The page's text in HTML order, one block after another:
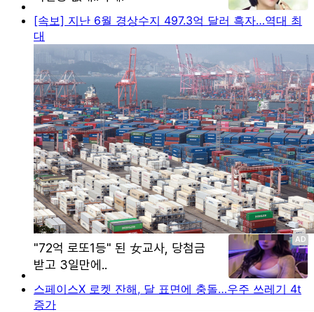
[속보] 지난 6월 경상수지 497.3억 달러 흑자…역대 최
대
스페이스X 로켓 잔해, 달 표면에 충돌…우주 쓰레기 4t
증가